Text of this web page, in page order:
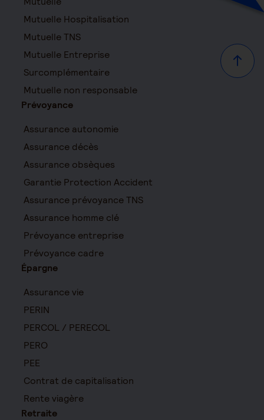
Haut
Mutuelle Hospitalisation
Mutuelle TNS
Mutuelle Entreprise
Surcomplémentaire
Mutuelle non responsable
Prévoyance
Assurance autonomie
Assurance décès
Assurance obsèques
Garantie Protection Accident
Assurance prévoyance TNS
Assurance homme clé
Prévoyance entreprise
Prévoyance cadre
Épargne
Assurance vie
PERIN
PERCOL / PERECOL
PERO
PEE
Contrat de capitalisation
Rente viagère
Retraite